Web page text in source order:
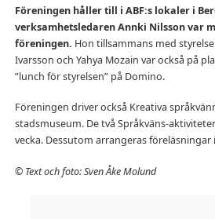
Föreningen håller till i ABF:s lokaler i
verksamhetsledaren Annki Nilsson var
föreningen. Hon tillsammans med
Ivarsson och Yahya Mozain var också på
”lunch för styrelsen” på Domino.
Föreningen driver också Kreativa
stadsmuseum. De två Språkväns-
vecka. Dessutom arrangeras föreläsningar
© Text och foto: Sven Åke Molund